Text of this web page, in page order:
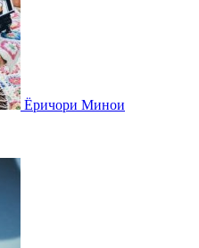
Ёричори Минои